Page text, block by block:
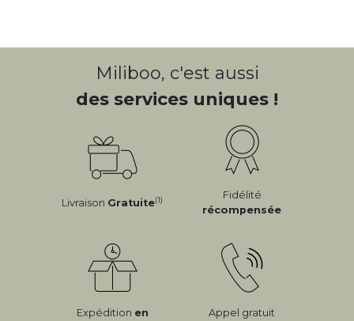
Miliboo, c'est aussi
des services uniques !
Livraison Gratuite(1)
Fidélité
récompensée
Expédition en
Appel gratuit